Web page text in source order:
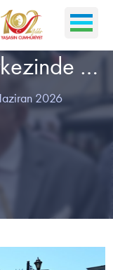
Kdz. Ereğli Kent Merkezinde Sel Ve Su Baskını Riskleri Önleniyor
2026